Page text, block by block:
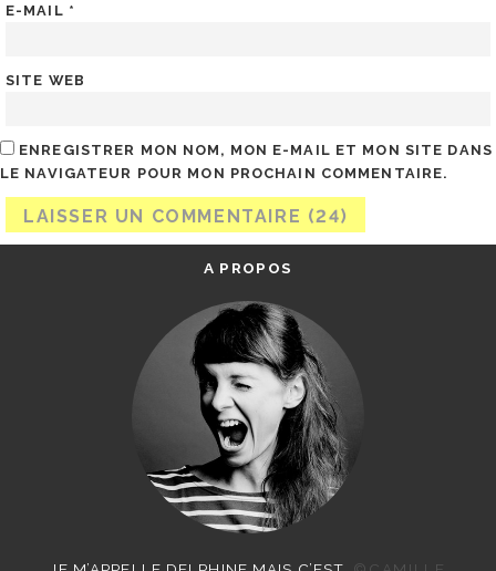
E-MAIL *
SITE WEB
ENREGISTRER MON NOM, MON E-MAIL ET MON SITE DANS
LE NAVIGATEUR POUR MON PROCHAIN COMMENTAIRE.
A PROPOS